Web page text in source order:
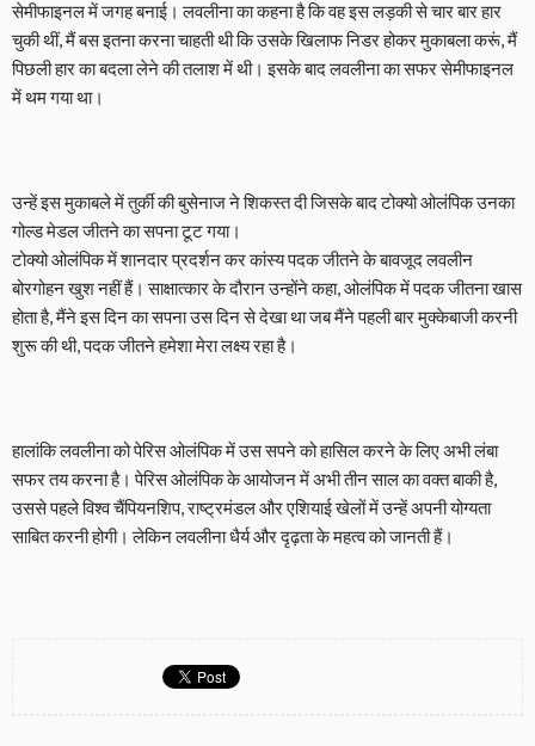
सेमीफाइनल में जगह बनाई। लवलीना का कहना है कि वह इस लड़की से चार बार हार
चुकी थीं, मैं बस इतना करना चाहती थी कि उसके खिलाफ निडर होकर मुकाबला करूं, मैं
पिछली हार का बदला लेने की तलाश में थी। इसके बाद लवलीना का सफर सेमीफाइनल
में थम गया था।
उन्हें इस मुकाबले में तुर्की की बुसेनाज ने शिकस्त दी जिसके बाद टोक्यो ओलंपिक उनका
गोल्ड मेडल जीतने का सपना टूट गया।
टोक्यो ओलंपिक में शानदार प्रदर्शन कर कांस्य पदक जीतने के बावजूद लवलीन
बोरगोहन खुश नहीं हैं। साक्षात्कार के दौरान उन्होंने कहा, ओलंपिक में पदक जीतना खास
होता है, मैंने इस दिन का सपना उस दिन से देखा था जब मैंने पहली बार मुक्केबाजी करनी
शुरू की थी, पदक जीतने हमेशा मेरा लक्ष्य रहा है।
हालांकि लवलीना को पेरिस ओलंपिक में उस सपने को हासिल करने के लिए अभी लंबा
सफर तय करना है। पेरिस ओलंपिक के आयोजन में अभी तीन साल का वक्त बाकी है,
उससे पहले विश्व चैंपियनशिप, राष्ट्रमंडल और एशियाई खेलों में उन्हें अपनी योग्यता
साबित करनी होगी। लेकिन लवलीना धैर्य और दृढ़ता के महत्व को जानती हैं।